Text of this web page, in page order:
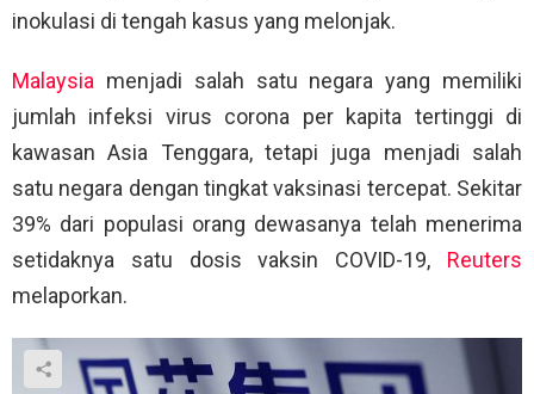
inokulasi di tengah kasus yang melonjak.
Malaysia menjadi salah satu negara yang memiliki
jumlah infeksi virus corona per kapita tertinggi di
kawasan Asia Tenggara, tetapi juga menjadi salah
satu negara dengan tingkat vaksinasi tercepat. Sekitar
39% dari populasi orang dewasanya telah menerima
setidaknya satu dosis vaksin COVID-19, Reuters
melaporkan.